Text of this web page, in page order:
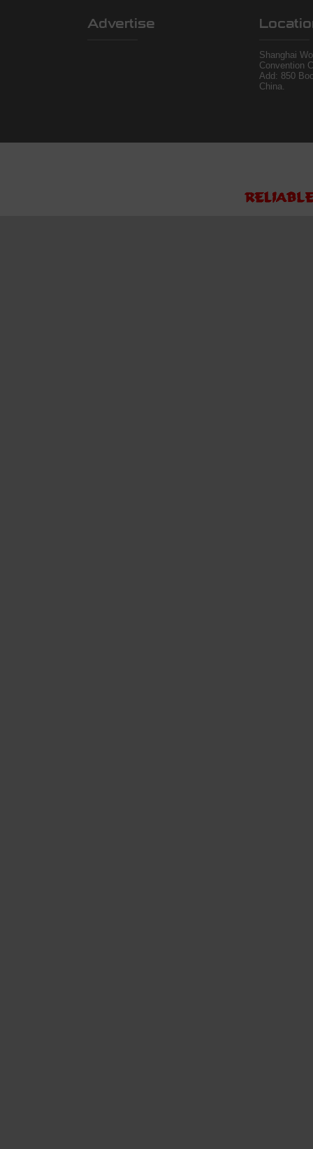
Advertise
Shanghai
Convention
Add: 850
China.